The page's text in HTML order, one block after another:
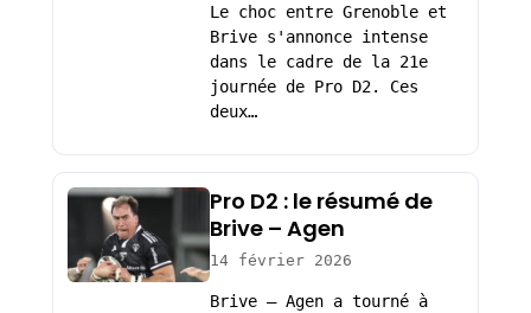
Le choc entre Grenoble et
Brive s'annonce intense
dans le cadre de la 21e
journée de Pro D2. Ces
deux…
Pro D2 : le résumé de
Brive – Agen
14 février 2026
Brive – Agen a tourné à